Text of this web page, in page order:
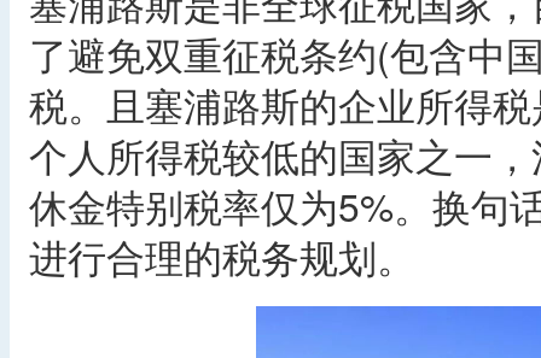
了避免双重征税条约(包含中
税。且塞浦路斯的企业所得
个人所得税较低的国家之一
休金特别税率仅为5%。换句
进行合理的税务规划。